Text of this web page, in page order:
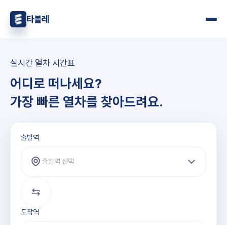
타볼레
실시간 열차 시간표
어디로 떠나세요?
가장 빠른 열차를 찾아드려요.
출발역과 도착역 선택
출발역
출발역 선택
도착역